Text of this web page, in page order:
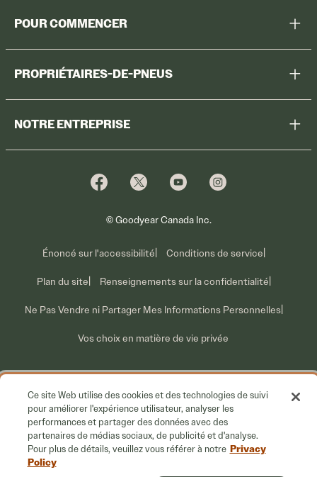
POUR COMMENCER
PROPRIÉTAIRES-DE-PNEUS
Information sur les rappels volontaires
NOTRE ENTREPRISE
Qui nous sommes
© Goodyear Canada Inc.
Énoncé sur l'accessibilité Conditions de service
Plan du site Renseignements sur la confidentialité
Ne Pas Vendre ni Partager Mes Informations Personnelles
Vos choix en matière de vie privée
Ce site Web utilise des cookies et des technologies de suivi
pour améliorer l'expérience utilisateur, analyser les
performances et partager des données avec des
partenaires de médias sociaux, de publicité et d'analyse.
Pour plus de détails, veuillez vous référer à notre Privacy
Policy